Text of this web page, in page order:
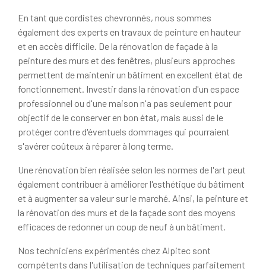
En tant que cordistes chevronnés, nous sommes
également des experts en travaux de peinture en hauteur
et en accès difficile. De la rénovation de façade à la
peinture des murs et des fenêtres, plusieurs approches
permettent de maintenir un bâtiment en excellent état de
fonctionnement. Investir dans la rénovation d'un espace
professionnel ou d'une maison n'a pas seulement pour
objectif de le conserver en bon état, mais aussi de le
protéger contre d'éventuels dommages qui pourraient
s'avérer coûteux à réparer à long terme.
Une rénovation bien réalisée selon les normes de l'art peut
également contribuer à améliorer l'esthétique du bâtiment
et à augmenter sa valeur sur le marché. Ainsi, la peinture et
la rénovation des murs et de la façade sont des moyens
efficaces de redonner un coup de neuf à un bâtiment.
Nos techniciens expérimentés chez Alpitec sont
compétents dans l'utilisation de techniques parfaitement